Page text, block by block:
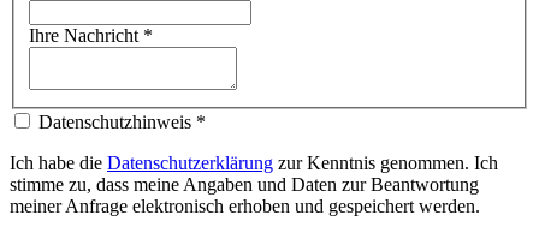
Ihre Nachricht *
Datenschutzhinweis *
Ich habe die Datenschutzerklärung zur Kenntnis genommen. Ich
stimme zu, dass meine Angaben und Daten zur Beantwortung
meiner Anfrage elektronisch erhoben und gespeichert werden.